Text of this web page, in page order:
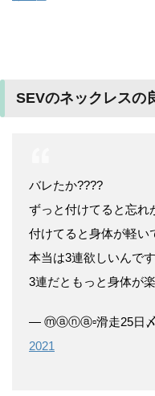
SEVのネックレスの
バレたか????
ずっと付けてると忘れ
本当は3連欲しいんで
3連だともっと身体が
— ⓜⓐⓝⓐ▫️滑走25日〆
2021